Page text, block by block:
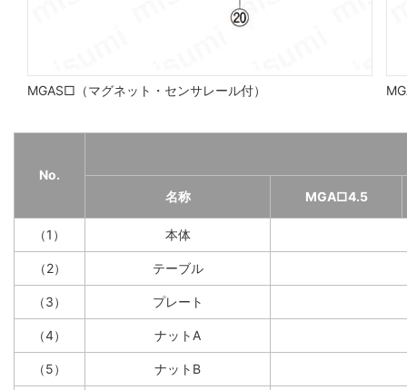
MGAS□（マグネット・センサレール付）
No.
名称
MGA□4.5
（1） 本体
（2） テーブル
（3） プレート
（4） ナットA
（5） ナットB